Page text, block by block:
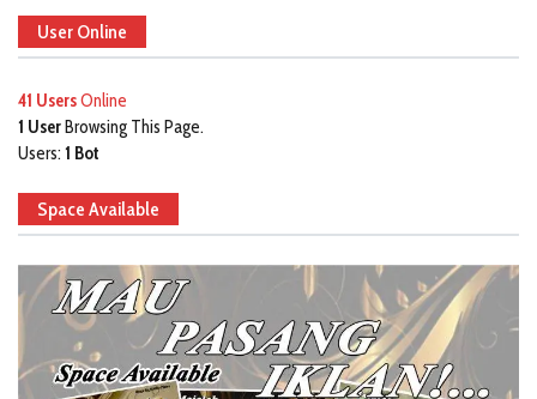
User Online
41 UsersOnline
1 User Browsing This Page.
Users: 1 Bot
Space Available